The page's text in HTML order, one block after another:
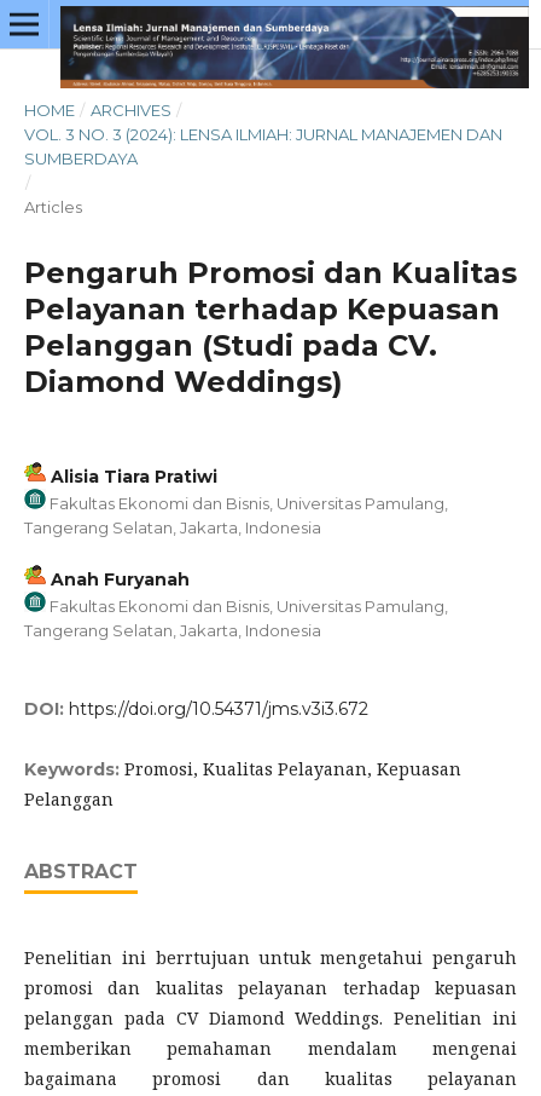
HOME / ARCHIVES /
VOL. 3 NO. 3 (2024): LENSA ILMIAH: JURNAL MANAJEMEN DAN
SUMBERDAYA
/
Articles
Pengaruh Promosi dan Kualitas
Pelayanan terhadap Kepuasan
Pelanggan (Studi pada CV.
Diamond Weddings)
Alisia Tiara Pratiwi
Fakultas Ekonomi dan Bisnis, Universitas Pamulang,
Tangerang Selatan, Jakarta, Indonesia
Anah Furyanah
Fakultas Ekonomi dan Bisnis, Universitas Pamulang,
Tangerang Selatan, Jakarta, Indonesia
DOI: https://doi.org/10.54371/jms.v3i3.672
Keywords: Promosi, Kualitas Pelayanan, Kepuasan
Pelanggan
ABSTRACT
Penelitian ini berrtujuan untuk mengetahui pengaruh
promosi dan kualitas pelayanan terhadap kepuasan
pelanggan pada CV Diamond Weddings. Penelitian ini
memberikan pemahaman mendalam mengenai
bagaimana promosi dan kualitas pelayanan